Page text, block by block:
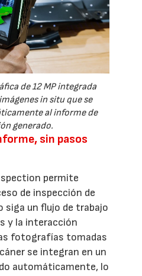
de 12 MP integrada
in situ que se
al informe de
generado.
sin pasos
permite
de inspección de
siga un flujo de trabajo
y la interacción
fotografías tomadas
se integran en un
automáticamente, lo